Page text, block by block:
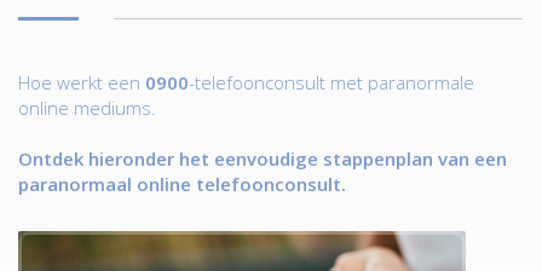
Hoe werkt een 0900-telefoonconsult met paranormale
online mediums.
Ontdek hieronder het eenvoudige stappenplan van een
paranormaal online telefoonconsult.